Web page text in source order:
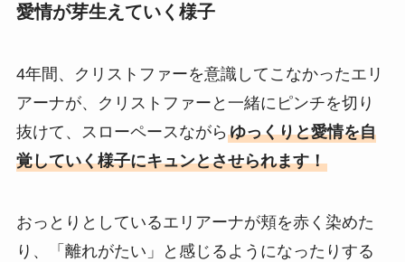
愛情が芽生えていく様子
4年間、クリストファーを意識してこなかったエリ
アーナが、クリストファーと一緒にピンチを切り
抜けて、スローペースながら ゆっくりと愛情を自
覚していく様子にキュンとさせられます！
おっとりとしているエリアーナが頬を赤く染めた
り、「離れがたい」と感じるようになったりする